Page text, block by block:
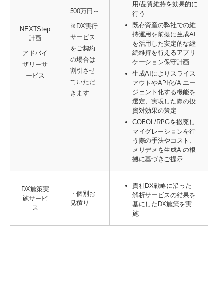
NEXTStep
計画
アドバイ
ザリーサ
ービス
500万円～
※DX実行
サービス
をご契約
の場合は
割引させ
ていただ
きます
用/品質維持を効果的に
行う
既存資産の弊社での維
持運用を前提に生成AI
を活用した安定的な継
続維持を行えるアプリ
ケーション保守計画
生成AIによりスライス
アウトやAPI化/AIエー
ジェント化する機能を
選定、実現した際の投
資対効果の策定
COBOL/RPGを撤廃し
マイグレーションを行
う際の手法やコスト、
メリデメを生成AIの根
拠に基づきご提示
DX施策実
施サービ
ス
・個別お
見積り
貴社DX戦略に沿った
解析サービスの結果を
基にしたDX施策を実
施